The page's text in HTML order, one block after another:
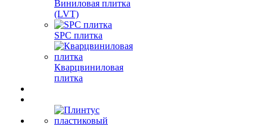
Виниловая плитка
(LVT)
SPC плитка
Кварцвиниловая
плитка